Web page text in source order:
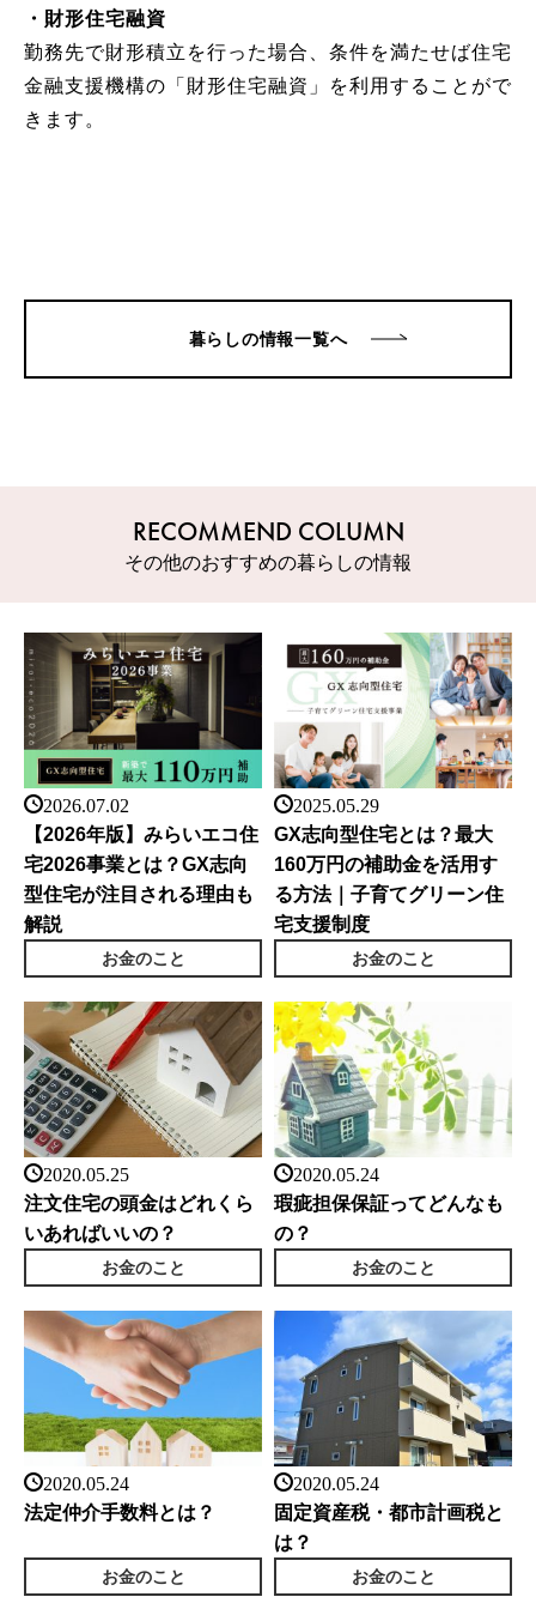
・財形住宅融資
勤務先で財形積立を行った場合、条件を満たせば住宅
金融支援機構の「財形住宅融資」を利用することがで
きます。
暮らしの情報一覧へ
RECOMMEND COLUMN
その他のおすすめの暮らしの情報
2026.07.02
【2026年版】みらいエコ住
宅2026事業とは？GX志向
型住宅が注目される理由も
解説
お金のこと
2025.05.29
GX志向型住宅とは？最大
160万円の補助金を活用す
る方法｜子育てグリーン住
宅支援制度
お金のこと
2020.05.25
注文住宅の頭金はどれくら
いあればいいの？
お金のこと
2020.05.24
瑕疵担保保証ってどんなも
の？
お金のこと
2020.05.24
法定仲介手数料とは？
お金のこと
2020.05.24
固定資産税・都市計画税と
は？
お金のこと